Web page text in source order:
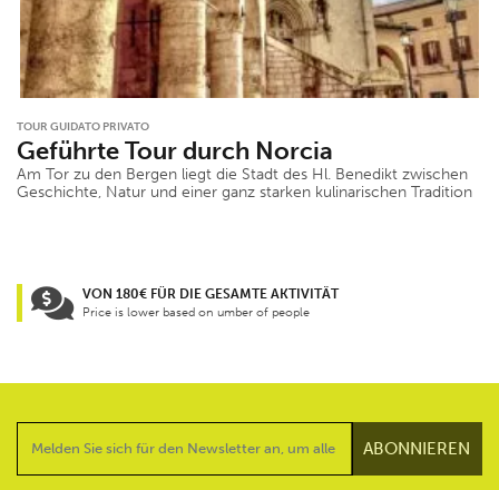
TOUR GUIDATO PRIVATO
Geführte Tour durch Norcia
Am Tor zu den Bergen liegt die Stadt des Hl. Benedikt zwischen
Geschichte, Natur und einer ganz starken kulinarischen Tradition
VON 180€ FÜR DIE GESAMTE AKTIVITÄT
Price is lower based on umber of people